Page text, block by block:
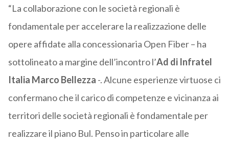
“La collaborazione con le società regionali è
fondamentale per accelerare la realizzazione delle
opere affidate alla concessionaria Open Fiber – ha
sottolineato a margine dell’incontro l’Ad di Infratel
Italia Marco Bellezza -. Alcune esperienze virtuose ci
confermano che il carico di competenze e vicinanza ai
territori delle società regionali è fondamentale per
realizzare il piano Bul. Penso in particolare alle